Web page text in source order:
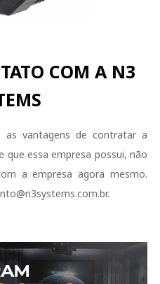
COM A N3
vantagens de contratar a
que essa empresa possui, não
a empresa agora mesmo.